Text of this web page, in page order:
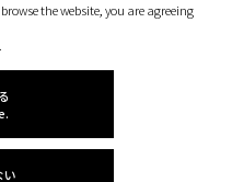
the website, you are agreeing
い
University.